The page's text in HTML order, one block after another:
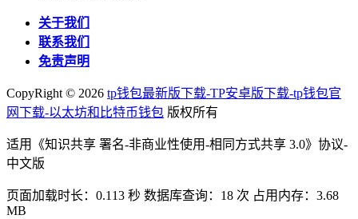
关于我们
联系我们
免责声明
CopyRight © 2026 tp钱包最新版下载-TP安卓版下载-tp钱包官
网下载-以太坊和比特币钱包 版权所有
适用《知识共享 署名-非商业性使用-相同方式共享 3.0》协议-
中文版
页面加载时长：0.113 秒 数据库查询：18 次 占用内存：3.68
MB